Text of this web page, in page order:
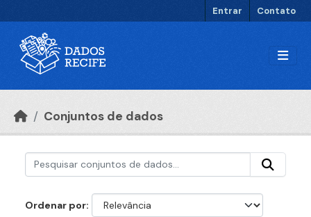
Entrar Contato
Conjuntos de dados
Ordenar por